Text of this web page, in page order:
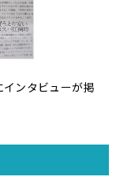
ンタビューが掲